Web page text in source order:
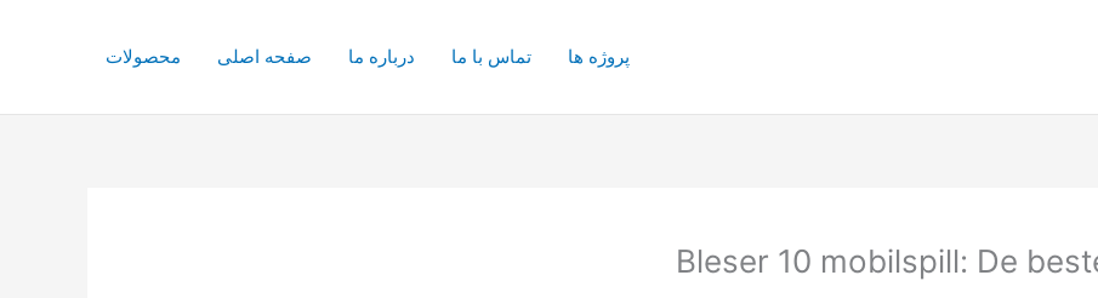
پروژه ها تماس با ما درباره ما صفحه اصلی محصولات
Bleser 10 mobilspill: De